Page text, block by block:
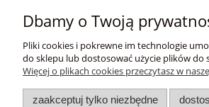
Pomoc
Zwroty i reklamacje
Regulamin
Dbamy o Twoją
Pliki cookies i pokrewne im technologie
do sklepu lub dostosować użycie plików do
Więcej o plikach cookies przeczytasz w
zaakceptuj tylko niezbędne